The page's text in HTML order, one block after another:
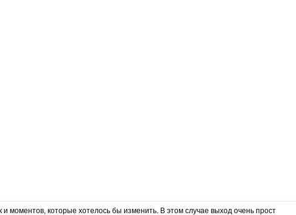
моментов, которые хотелось бы изменить. В этом случае выход очень прост